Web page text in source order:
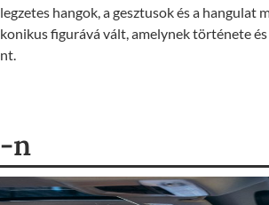
hangok, a gesztusok és a hangulat
figurává vált, amelynek története
n